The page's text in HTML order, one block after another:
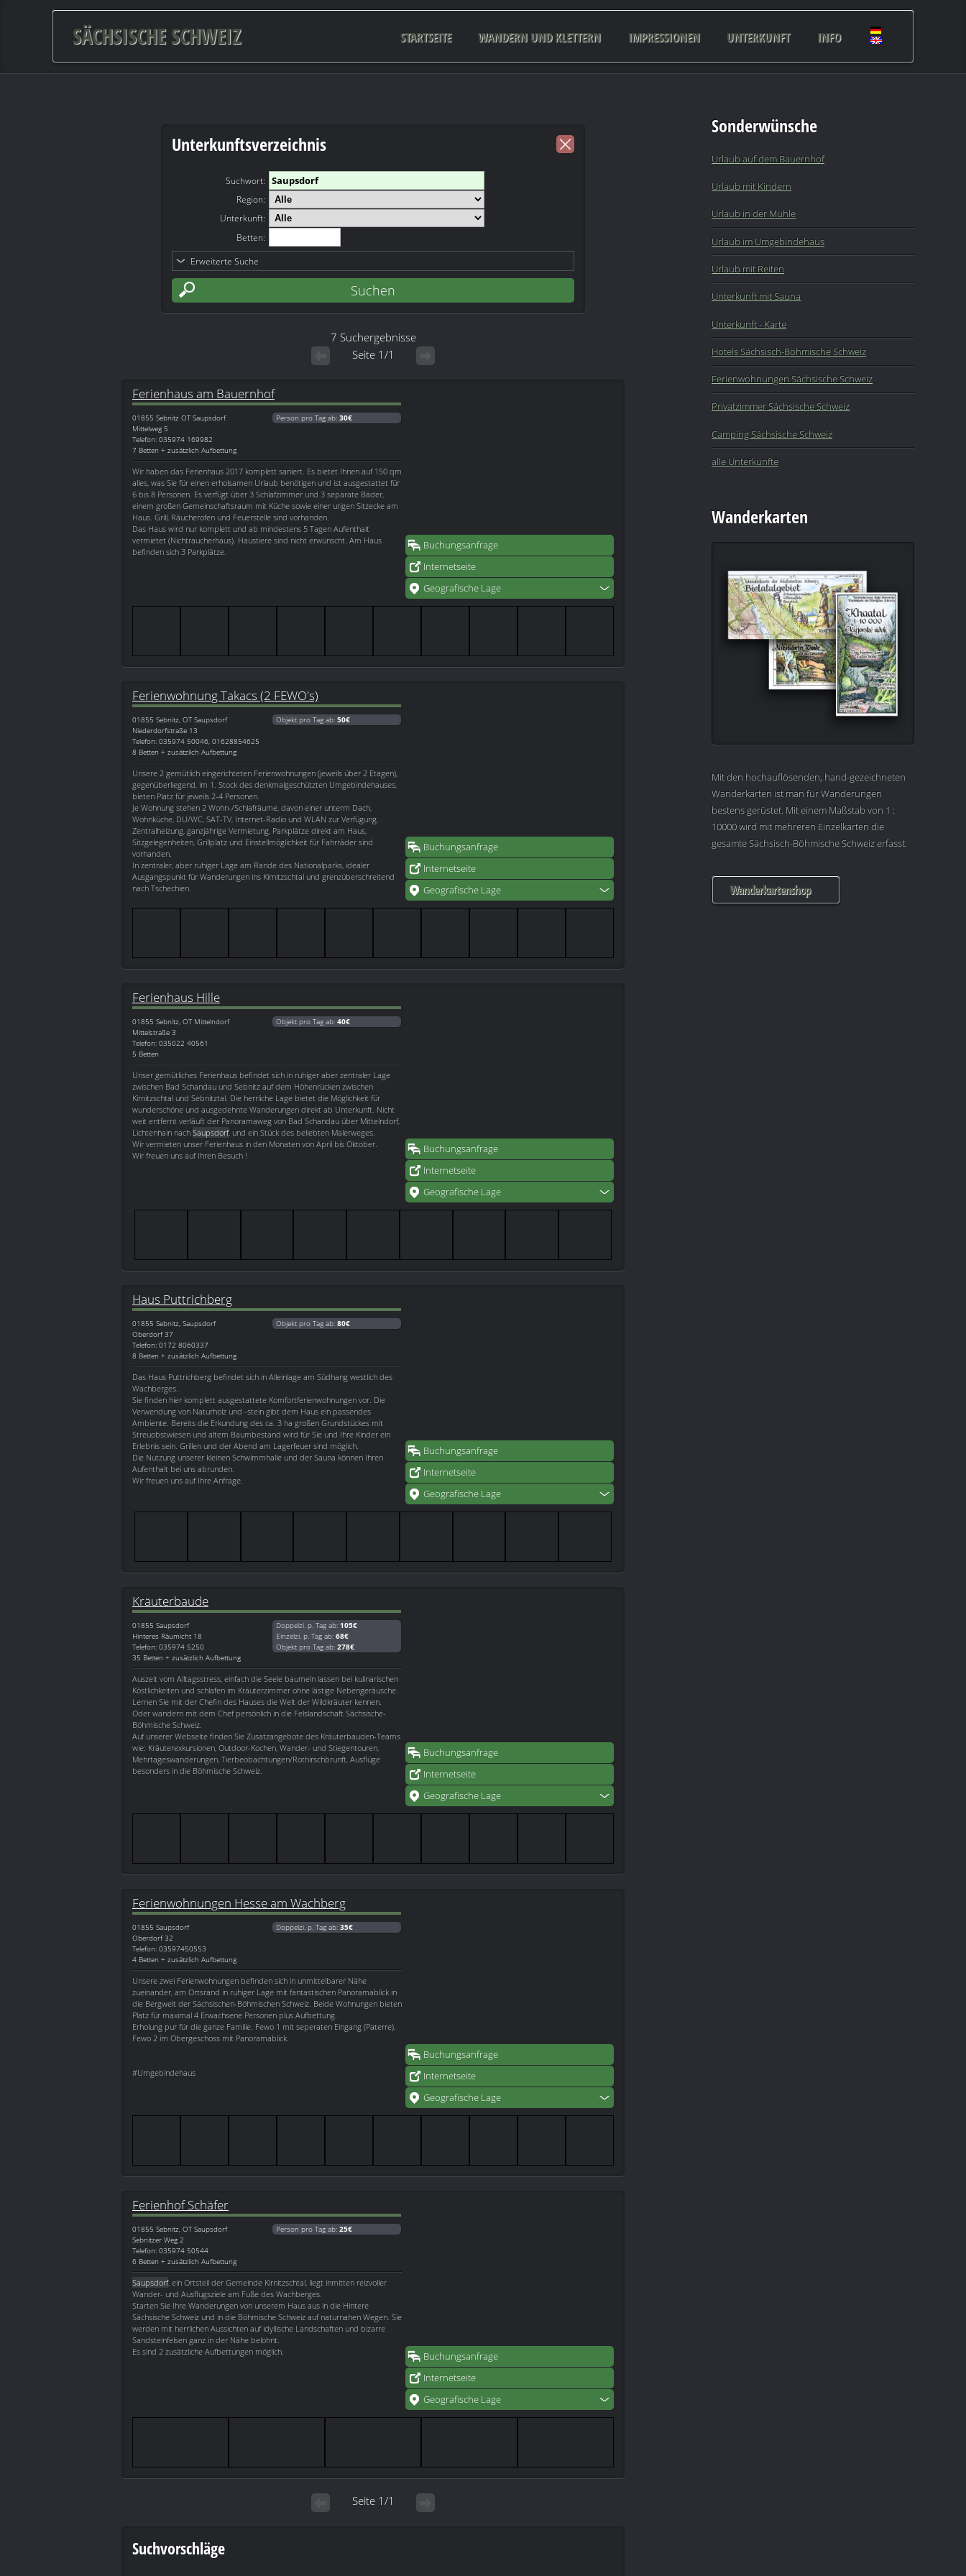
SÄCHSISCHE SCHWEIZ STARTSEITE WANDERN UND KLETTERN IMPRESSIONEN UNTERKUNFT INFO
Unterkunftsverzeichnis
Suchwort:
Region:
Unterkunft:
Betten:
Erweiterte Suche
7 Suchergebnisse
Seite 1/1
Buchungsanfrage
Internetseite
Geografische Lage
Ferienhaus am Bauernhof
01855 Sebnitz OT Saupsdorf
Mittelweg 5
Telefon: 035974 169982
7 Betten + zusätzlich Aufbettung
Person pro Tag ab: 30€
Wir haben das Ferienhaus 2017 komplett saniert. Es bietet Ihnen auf 150 qm
alles, was Sie für einen erholsamen Urlaub benötigen und ist ausgestattet für
6 bis 8 Personen. Es verfügt über 3 Schlafzimmer und 3 separate Bäder,
einem großen Gemeinschaftsraum mit Küche sowie einer urigen Sitzecke am
Haus. Grill, Räucherofen und Feuerstelle sind vorhanden.
Das Haus wird nur komplett und ab mindestens 5 Tagen Aufenthalt
vermietet (Nichtraucherhaus). Haustiere sind nicht erwünscht. Am Haus
befinden sich 3 Parkplätze.
Buchungsanfrage
Internetseite
Geografische Lage
Ferienwohnung Takacs (2 FEWO's)
01855 Sebnitz, OT Saupsdorf
Niederdorfstraße 13
Telefon: 035974 50046, 01628854625
8 Betten + zusätzlich Aufbettung
Objekt pro Tag ab: 50€
Unsere 2 gemütlich eingerichteten Ferienwohnungen (jeweils über 2 Etagen),
gegenüberliegend, im 1. Stock des denkmalgeschützten Umgebindehauses,
bieten Platz für jeweils 2-4 Personen.
Je Wohnung stehen 2 Wohn-/Schlafräume, davon einer unterm Dach,
Wohnküche, DU/WC, SAT-TV, Internet-Radio und WLAN zur Verfügung.
Zentralheizung, ganzjährige Vermietung, Parkplätze direkt am Haus,
Sitzgelegenheiten, Grillplatz und Einstellmöglichkeit für Fahrräder sind
vorhanden.
In zentraler, aber ruhiger Lage am Rande des Nationalparks, idealer
Ausgangspunkt für Wanderungen ins Kirnitzschtal und grenzüberschreitend
nach Tschechien.
Buchungsanfrage
Internetseite
Geografische Lage
Ferienhaus Hille
01855 Sebnitz, OT Mittelndorf
Mittelstraße 3
Telefon: 035022 40561
5 Betten
Objekt pro Tag ab: 40€
Unser gemütliches Ferienhaus befindet sich in ruhiger aber zentraler Lage
zwischen Bad Schandau und Sebnitz auf dem Höhenrücken zwischen
Kirnitzschtal und Sebnitztal. Die herrliche Lage bietet die Möglichkeit für
wunderschöne und ausgedehnte Wanderungen direkt ab Unterkunft. Nicht
weit entfernt verläuft der Panoramaweg von Bad Schandau über Mittelndorf,
Lichtenhain nach Saupsdorf, und ein Stück des beliebten Malerweges.
Wir vermieten unser Ferienhaus in den Monaten von April bis Oktober.
Wir freuen uns auf Ihren Besuch !
Buchungsanfrage
Internetseite
Geografische Lage
Haus Puttrichberg
01855 Sebnitz, Saupsdorf
Oberdorf 37
Telefon: 0172 8060337
8 Betten + zusätzlich Aufbettung
Objekt pro Tag ab: 80€
Das Haus Puttrichberg befindet sich in Alleinlage am Südhang westlich des
Wachberges.
Sie finden hier komplett ausgestattete Komfortferienwohnungen vor. Die
Verwendung von Naturholz und -stein gibt dem Haus ein passendes
Ambiente. Bereits die Erkundung des ca. 3 ha großen Grundstückes mit
Streuobstwiesen und altem Baumbestand wird für Sie und Ihre Kinder ein
Erlebnis sein. Grillen und der Abend am Lagerfeuer sind möglich.
Die Nutzung unserer kleinen Schwimmhalle und der Sauna können Ihren
Aufenthalt bei uns abrunden.
Wir freuen uns auf Ihre Anfrage.
Buchungsanfrage
Internetseite
Geografische Lage
Kräuterbaude
01855 Saupsdorf
Hinteres Räumicht 18
Telefon: 035974 5250
35 Betten + zusätzlich Aufbettung
Doppelzi. p. Tag ab: 105€
Einzelzi. p. Tag ab: 68€
Objekt pro Tag ab: 278€
Auszeit vom Alltagsstress, einfach die Seele baumeln lassen bei kulinarischen
Köstlichkeiten und schlafen im Kräuterzimmer ohne lästige Nebengeräusche.
Lernen Sie mit der Chefin des Hauses die Welt der Wildkräuter kennen.
Oder wandern mit dem Chef persönlich in die Felslandschaft Sächsische-
Böhmische Schweiz.
Auf unserer Webseite finden Sie Zusatzangebote des Kräuterbauden-Teams
wie: Kräuterexkursionen, Outdoor-Kochen, Wander- und Stiegentouren,
Mehrtageswanderungen, Tierbeobachtungen/Rothirschbrunft, Ausflüge
besonders in die Böhmische Schweiz.
Buchungsanfrage
Internetseite
Geografische Lage
Ferienwohnungen Hesse am Wachberg
01855 Saupsdorf
Oberdorf 32
Telefon: 03597450553
4 Betten + zusätzlich Aufbettung
Doppelzi. p. Tag ab: 35€
Unsere zwei Ferienwohnungen befinden sich in unmittelbarer Nähe
zueinander, am Ortsrand in ruhiger Lage mit fantastischen Panoramablick in
die Bergwelt der Sächsischen-Böhmischen Schweiz. Beide Wohnungen bieten
Platz für maximal 4 Erwachsene Personen plus Aufbettung.
Erholung pur für die ganze Familie. Fewo 1 mit seperaten Eingang (Paterre),
Fewo 2 im Obergeschoss mit Panoramablick.
#Umgebindehaus
Buchungsanfrage
Internetseite
Geografische Lage
Ferienhof Schäfer
01855 Sebnitz, OT Saupsdorf
Sebnitzer Weg 2
Telefon: 035974 50544
6 Betten + zusätzlich Aufbettung
Person pro Tag ab: 25€
Saupsdorf, ein Ortsteil der Gemeinde Kirnitzschtal, liegt inmitten reizvoller
Wander- und Ausflugsziele am Fuße des Wachberges.
Starten Sie Ihre Wanderungen von unserem Haus aus in die Hintere
Sächsische Schweiz und in die Böhmische Schweiz auf naturnahen Wegen. Sie
werden mit herrlichen Aussichten auf idyllische Landschaften und bizarre
Sandsteinfelsen ganz in der Nähe belohnt.
Es sind 2 zusätzliche Aufbettungen möglich.
Seite 1/1
Suchvorschläge
Sonderwünsche
Urlaub auf dem Bauernhof
Urlaub mit Kindern
Urlaub in der Mühle
Urlaub im Umgebindehaus
Urlaub mit Reiten
Unterkunft mit Sauna
Unterkunft - Karte
Hotels Sächsisch-Böhmische Schweiz
Ferienwohnungen Sächsische Schweiz
Privatzimmer Sächsische Schweiz
Camping Sächsische Schweiz
alle Unterkünfte
Wanderkarten
Mit den hochauflösenden, hand-gezeichneten
Wanderkarten ist man für Wanderungen
bestens gerüstet. Mit einem Maßstab von 1 :
10000 wird mit mehreren Einzelkarten die
gesamte Sächsisch-Böhmische Schweiz erfasst.
Wanderkartenshop